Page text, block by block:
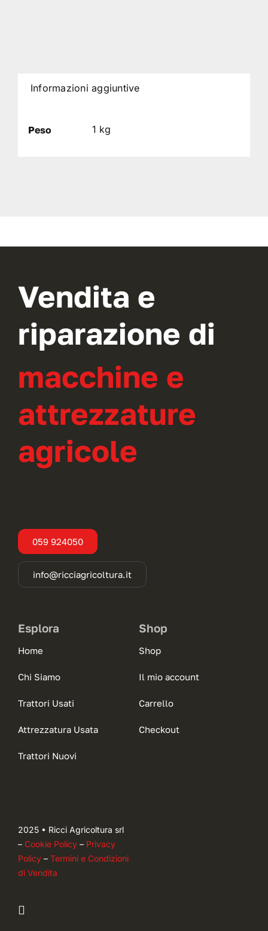
Informazioni aggiuntive
Peso 1 kg
Vendita e
riparazione di
macchine e
attrezzature
agricole
059 924050
info@ricciagricoltura.it
Esplora
Home
Chi Siamo
Trattori Usati
Attrezzatura Usata
Trattori Nuovi
Shop
Shop
Il mio account
Carrello
Checkout
2025 • Ricci Agricoltura srl
– Cookie Policy– Privacy
Policy– Termini e Condizioni
di Vendita